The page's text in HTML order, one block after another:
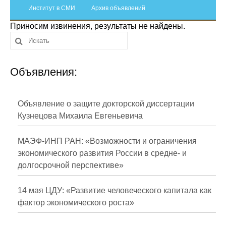
Отчетность
Противодействие коррупции
Материалы для СМИ
Публикации
Научная жизнь
Проблемы прогнозирования
О журнале
Номера журналов
Институт в СМИ Архив объявлений
Приносим извинения, результаты не найдены.
Объявления:
Объявление о защите докторской диссертации
Кузнецова Михаила Евгеньевича
МАЭФ-ИНП РАН: «Возможности и ограничения
экономического развития России в средне- и
долгосрочной перспективе»
14 мая ЦДУ: «Развитие человеческого капитала как
фактор экономического роста»